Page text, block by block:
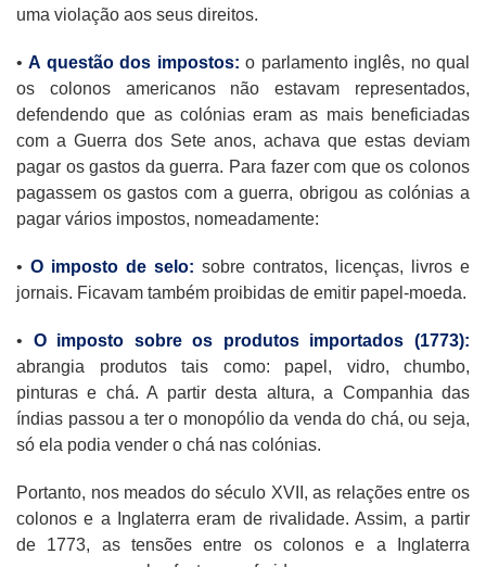
uma violação aos seus direitos.
•A questão dos impostos: o parlamento inglês, no qual
os colonos americanos não estavam representados,
defendendo que as colónias eram as mais beneficiadas
com a Guerra dos Sete anos, achava que estas deviam
pagar os gastos da guerra. Para fazer com que os colonos
pagassem os gastos com a guerra, obrigou as colónias a
pagar vários impostos, nomeadamente:
• O imposto de selo: sobre contratos, licenças, livros e
jornais. Ficavam também proibidas de emitir papel-moeda.
• O imposto sobre os produtos importados (1773):
abrangia produtos tais como: papel, vidro, chumbo,
pinturas e chá. A partir desta altura, a Companhia das
índias passou a ter o monopólio da venda do chá, ou seja,
só ela podia vender o chá nas colónias.
Portanto, nos meados do século XVII, as relações entre os
colonos e a Inglaterra eram de rivalidade. Assim, a partir
de 1773, as tensões entre os colonos e a Inglaterra